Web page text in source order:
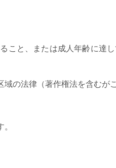
と、または成人年齢に達
の法律（著作権法を含むが